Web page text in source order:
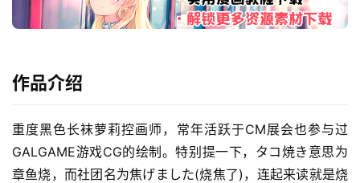
作品介绍
重度黑色长袜萝莉控画师，常年活跃于CM展会也参与过
GALGAME游戏CG的绘制。特别提一下，タコ焼き意思为
章鱼烧，而社团名为焦げました(烧焦了)，连起来读就是烧